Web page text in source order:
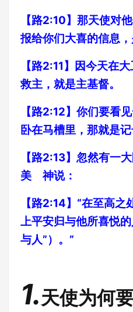
【路2:10】那天使对
报给你们大喜的信息，
【路2:11】因今天在
救主，就是主基督。
【路2:12】你们要看
卧在马槽里，那就是记
【路2:13】忽然有一
美 神说：
【路2:14】“在至高
上平安归与他所喜悦
与人”）。”
1.天使为何